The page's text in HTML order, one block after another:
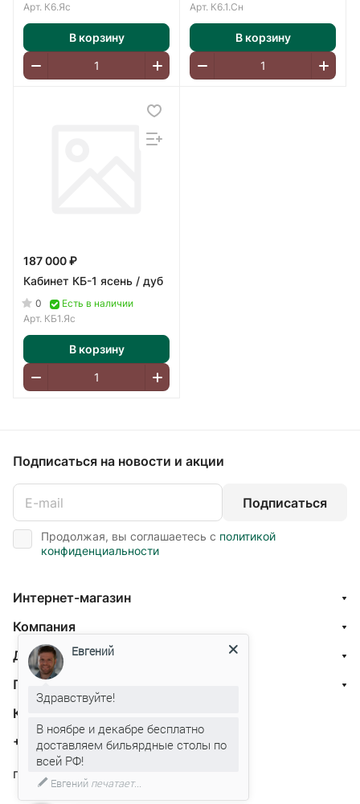
Арт. К6.Яс
В корзину
Арт. К6.1.Сн
В корзину
187 000 ₽
Кабинет КБ-1 ясень / дуб
0
Есть в наличии
Арт. КБ1.Яс
В корзину
Подписаться на новости и акции
Подписаться
Продолжая, вы соглашаетесь с политикой
конфиденциальности
Интернет-магазин
Компания
Доставка и оплата
Помощь
Контакты
+7 800 201-87-13
г. Москва, ул. Нарвская 1
Евгений
Здравствуйте!
В ноябре и декабре бесплатно
доставляем бильярдные столы по
всей РФ!
Евгений печатает...